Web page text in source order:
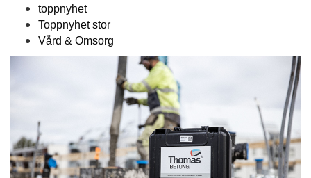
toppnyhet
Toppnyhet stor
Vård & Omsorg